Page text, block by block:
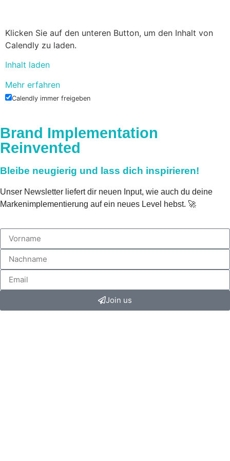
Klicken Sie auf den unteren Button, um den Inhalt von
Calendly zu laden.
Inhalt laden
Mehr erfahren
Calendly immer freigeben
Brand Implementation
Reinvented
Bleibe neugierig und lass dich inspirieren!
Unser Newsletter liefert dir neuen Input, wie auch du deine
Markenimplementierung auf ein neues Level hebst. 🚀
Join us